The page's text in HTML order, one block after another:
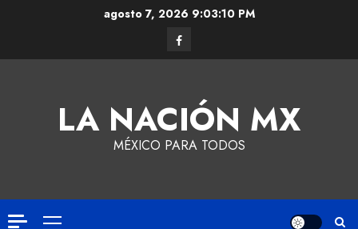
agosto 7, 2026 9:03:11 PM
LA NACIÓN MX
MÉXICO PARA TODOS